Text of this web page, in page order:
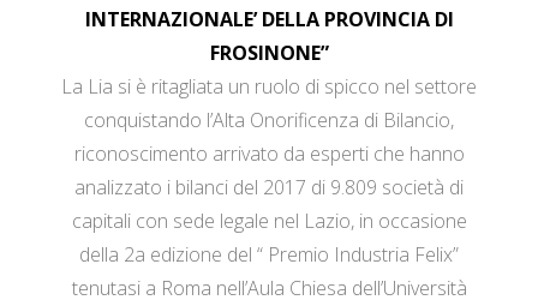
INTERNAZIONALE’ DELLA PROVINCIA DI
FROSINONE”
La Lia si è ritagliata un ruolo di spicco nel settore
conquistando l’Alta Onorificenza di Bilancio,
riconoscimento arrivato da esperti che hanno
analizzato i bilanci del 2017 di 9.809 società di
capitali con sede legale nel Lazio, in occasione
della 2a edizione del “ Premio Industria Felix”
tenutasi a Roma nell’Aula Chiesa dell’Università